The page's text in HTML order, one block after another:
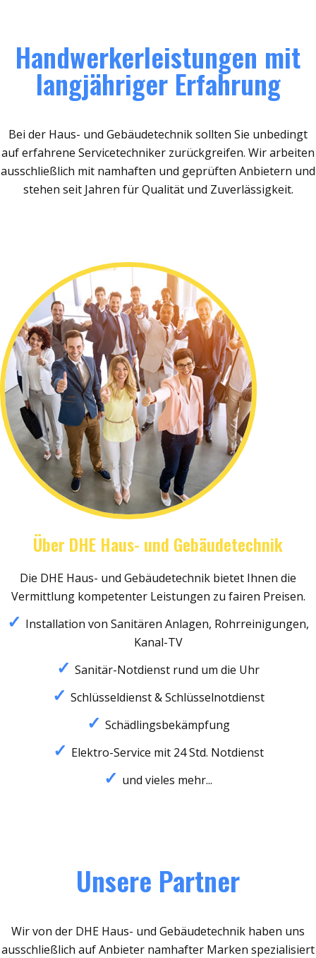
Handwerkerleistungen mit
langjähriger Erfahrung
Bei der Haus- und Gebäudetechnik sollten Sie unbedingt
auf erfahrene Servicetechniker zurückgreifen. Wir arbeiten
ausschließlich mit namhaften und geprüften Anbietern und
stehen seit Jahren für Qualität und Zuverlässigkeit.
Über DHE Haus- und Gebäudetechnik
Die DHE Haus- und Gebäudetechnik bietet Ihnen die
Vermittlung kompetenter Leistungen zu fairen Preisen.
Installation von Sanitären Anlagen, Rohrreinigungen,
Kanal-TV
Sanitär-Notdienst rund um die Uhr
Schlüsseldienst & Schlüsselnotdienst
Schädlingsbekämpfung
Elektro-Service mit 24 Std. Notdienst
und vieles mehr...
Unsere Partner
Wir von der DHE Haus- und Gebäudetechnik haben uns
ausschließlich auf Anbieter namhafter Marken spezialisiert